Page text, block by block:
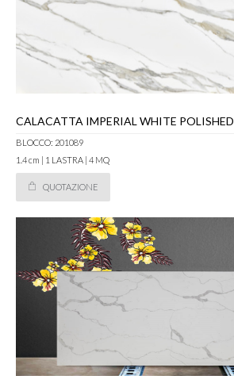
CALACATTA IMPERIAL WHITE POLISHED
BLOCCO: 201089
1.4 cm | 1 LASTRA | 4 MQ
QUOTAZIONE